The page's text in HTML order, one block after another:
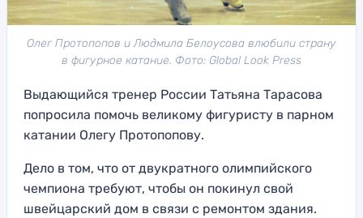
Олег Протопопов и Людмила Белоусова влюбили страну
в фигурное катание. Фото: Global Look Press
Выдающийся тренер России Татьяна Тарасова
попросила помочь великому фигуристу в парном
катании Олегу Протопопову.
Дело в том, что от двукратного олимпийского
чемпиона требуют, чтобы он покинул свой
швейцарский дом в связи с ремонтом здания.